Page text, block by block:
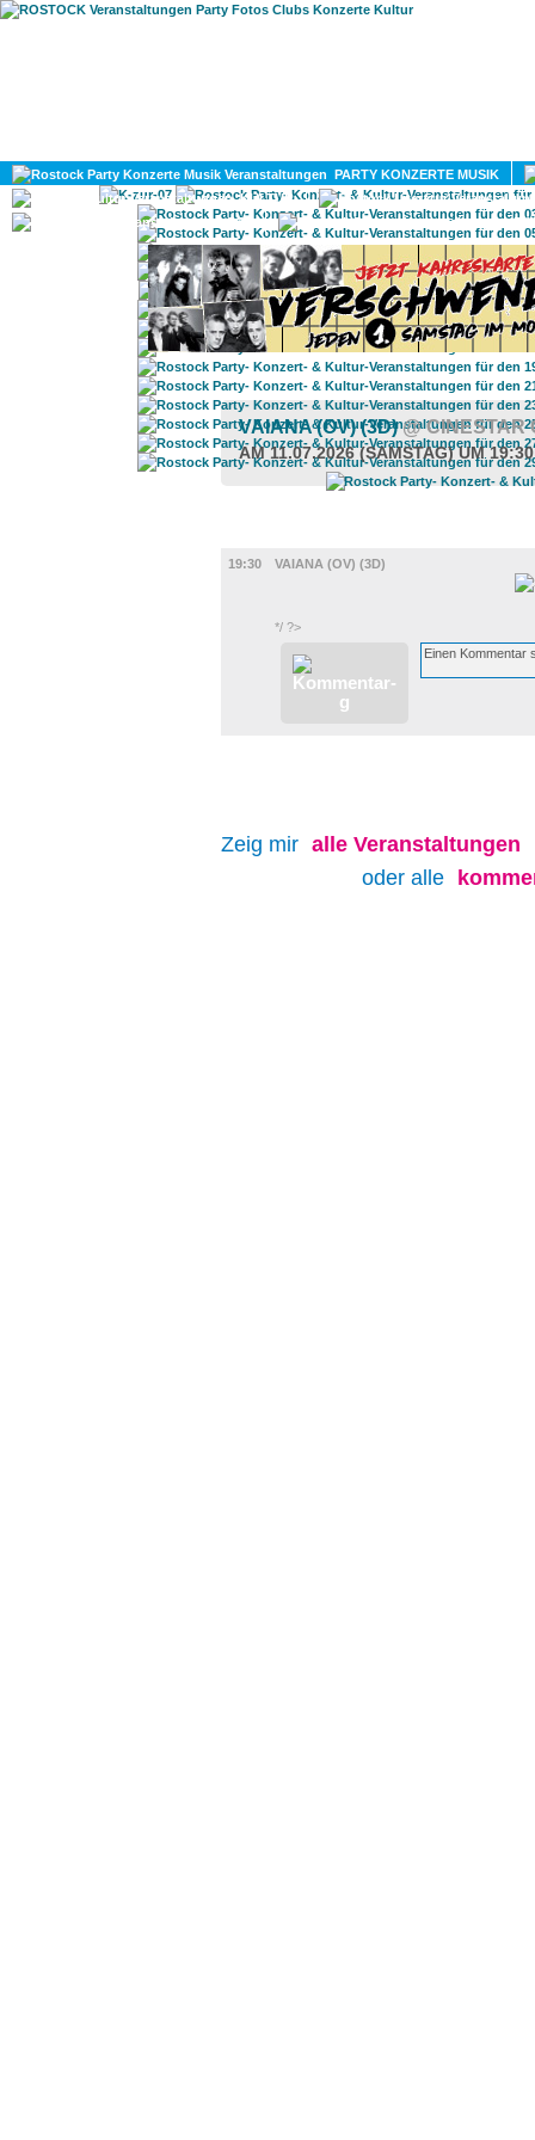
PARTY KONZERTE MUSIK
KULTUR
GAY
VAIANA (OV) (3D)@ CINESTAR
AM 11.07.2026 (SAMSTAG) UM
19:30
VAIANA (OV) (3D)
*/ ?>
Zeig mir alle Veranstaltungen
oder alle